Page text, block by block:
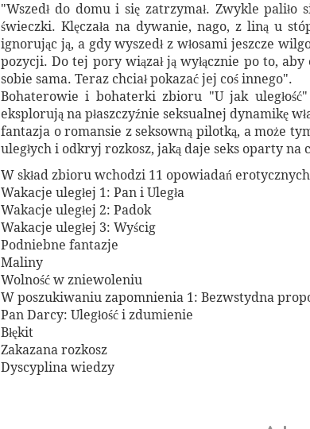
"Wszedł do domu i się zatrzymał. Zwykle paliło
świeczki. Klęczała na dywanie, nago, z liną u
ignorując ją, a gdy wyszedł z włosami jeszcze
pozycji. Do tej pory wiązał ją wyłącznie po to,
sobie sama. Teraz chciał pokazać jej coś innego".
Bohaterowie i bohaterki zbioru "U jak
eksplorują na płaszczyźnie seksualnej dynamikę
fantazja o romansie z seksowną pilotką, a może
uległych i odkryj rozkosz, jaką daje seks oparty
W skład zbioru wchodzi 11 opowiadań
Wakacje uległej 1: Pan i Uległa
Wakacje uległej 2: Padok
Wakacje uległej 3: Wyścig
Podniebne fantazje
Maliny
Wolność w zniewoleniu
W poszukiwaniu zapomnienia 1: Bezwstydna
Pan Darcy: Uległość i zdumienie
Błękit
Zakazana rozkosz
Dyscyplina wiedzy